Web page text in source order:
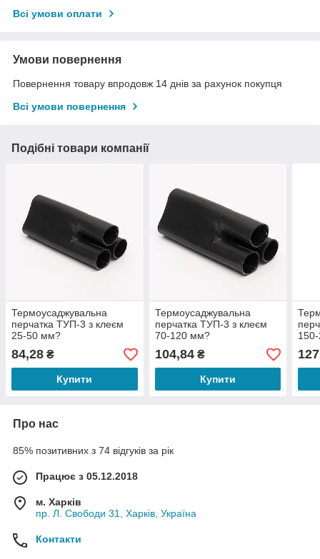
Всі умови оплати
Умови повернення
Повернення товару впродовж 14 днів за рахунок покупця
Всі умови повернення
Подібні товари компанії
Термоусаджувальна
перчатка ТУП-3 з клеєм
25-50 мм?
84,28 ₴
Купити
Термоусаджувальна
перчатка ТУП-3 з клеєм
70-120 мм?
104,84₴
Купити
Про нас
85% позитивних з 74 відгуків за рік
Працює з 05.12.2018
м. Харків
пр. Л. Свободи 31, Харків, Україна
Контакти